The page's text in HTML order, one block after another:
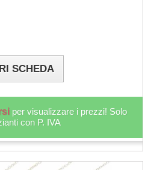
SCHEDA
per visualizzare i prezzi! Solo
con P. IVA